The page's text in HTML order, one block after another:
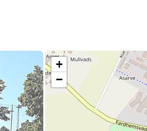
+
−